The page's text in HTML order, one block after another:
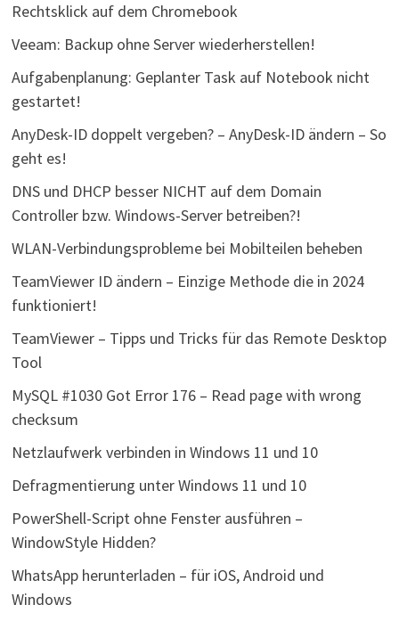
Rechtsklick auf dem Chromebook
Veeam: Backup ohne Server wiederherstellen!
Aufgabenplanung: Geplanter Task auf Notebook nicht
gestartet!
AnyDesk-ID doppelt vergeben? – AnyDesk-ID ändern – So
geht es!
DNS und DHCP besser NICHT auf dem Domain
Controller bzw. Windows-Server betreiben?!
WLAN-Verbindungsprobleme bei Mobilteilen beheben
TeamViewer ID ändern – Einzige Methode die in 2024
funktioniert!
TeamViewer – Tipps und Tricks für das Remote Desktop
Tool
MySQL #1030 Got Error 176 – Read page with wrong
checksum
Netzlaufwerk verbinden in Windows 11 und 10
Defragmentierung unter Windows 11 und 10
PowerShell-Script ohne Fenster ausführen –
WindowStyle Hidden?
WhatsApp herunterladen – für iOS, Android und
Windows